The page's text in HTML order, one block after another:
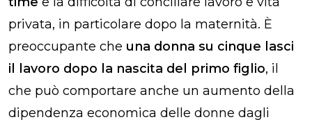
privata, in particolare dopo la maternità. È
preoccupante che una donna su cinque lasci
il lavoro dopo la nascita del primo figlio, il
che può comportare anche un aumento della
dipendenza economica delle donne dagli